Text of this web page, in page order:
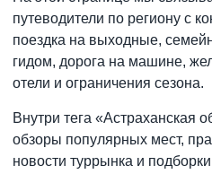
путеводители по региону с
поездка на выходные,
гидом, дорога на машине,
отели и ограничения сезона.
Внутри тега «Астраханская
обзоры популярных мест,
новости туррынка и